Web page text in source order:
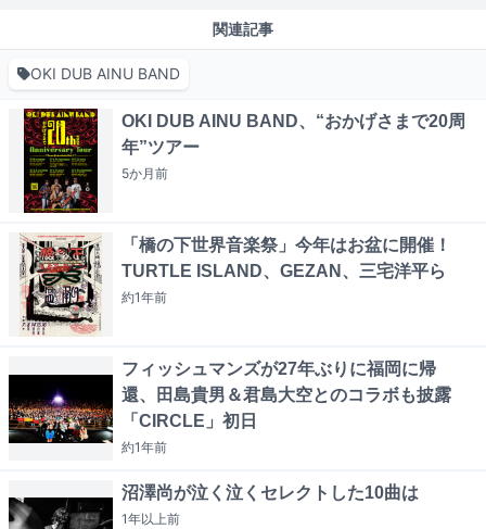
関連記事
OKI DUB AINU BAND
OKI DUB AINU BAND、“おかげさまで20周
年”ツアー
5か月前
「橋の下世界音楽祭」今年はお盆に開催！
TURTLE ISLAND、GEZAN、三宅洋平ら
約1年前
フィッシュマンズが27年ぶりに福岡に帰
還、田島貴男＆君島大空とのコラボも披露
「CIRCLE」初日
約1年前
沼澤尚が泣く泣くセレクトした10曲は
1年以上前